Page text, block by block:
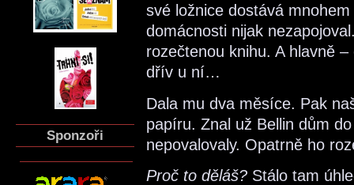
Sponzoři
své ložnice dostává
domácnosti nijak
rozečtenou knihu. A hlavně
dřív u ní…
Dala mu dva měsíce. Pak
papíru. Znal už Bellin dům
nepovalovaly. Opatrně ho
Proč to děláš? Stálo tam